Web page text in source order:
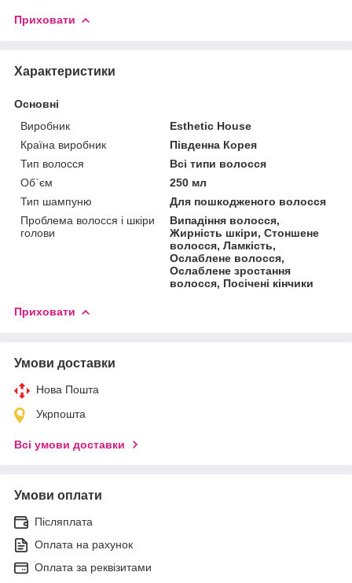
Приховати
Характеристики
Основні
Виробник
Esthetic House
Країна виробник
Південна Корея
Тип волосся
Всі типи волосся
Об`єм
250 мл
Тип шампуню
Для пошкодженого волосся
Проблема волосся і шкіри
голови
Випадіння волосся,
Жирність шкіри, Стоншене
волосся, Ламкість,
Ослаблене волосся,
Ослаблене зростання
волосся, Посічені кінчики
Приховати
Умови доставки
Нова Пошта
Укрпошта
Всі умови доставки
Умови оплати
Післяплата
Оплата на рахунок
Оплата за реквізитами